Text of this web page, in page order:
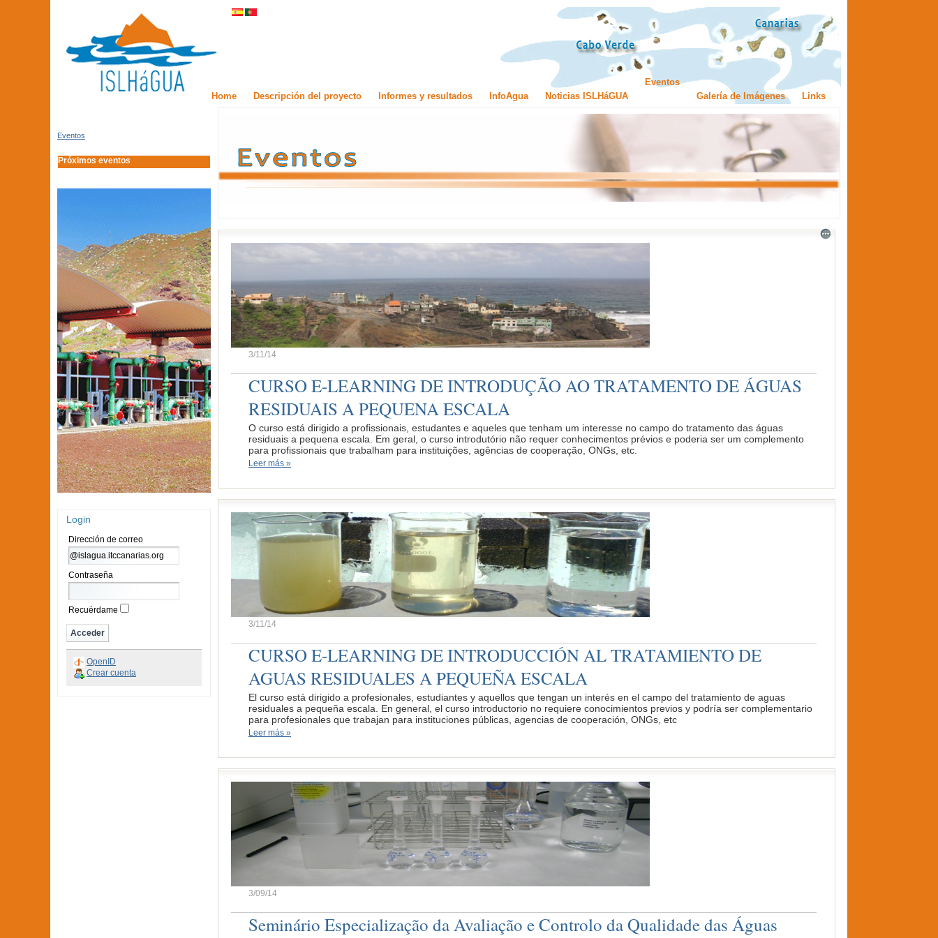
Home Descripción del proyecto Informes y resultados InfoAgua Noticias ISLHáGUA
Eventos
Galería de Imágenes
Links
Eventos
Próximos eventos
Login
Dirección de correo
Contraseña
Recuérdame
OpenID
Crear cuenta
3/11/14
CURSO E-LEARNING DE INTRODUÇÃO AO TRATAMENTO DE ÁGUAS
RESIDUAIS A PEQUENA ESCALA
O curso está dirigido a profissionais, estudantes e aqueles que tenham um interesse no campo do tratamento das águas
residuais a pequena escala. Em geral, o curso introdutório não requer conhecimentos prévios e poderia ser um complemento
para profissionais que trabalham para instituições, agências de cooperação, ONGs, etc.
Leer más »
3/11/14
CURSO E-LEARNING DE INTRODUCCIÓN AL TRATAMIENTO DE
AGUAS RESIDUALES A PEQUEÑA ESCALA
El curso está dirigido a profesionales, estudiantes y aquellos que tengan un interés en el campo del tratamiento de aguas
residuales a pequeña escala. En general, el curso introductorio no requiere conocimientos previos y podría ser complementario
para profesionales que trabajan para instituciones públicas, agencias de cooperación, ONGs, etc
Leer más »
3/09/14
Seminário Especialização da Avaliação e Controlo da Qualidade das Águas